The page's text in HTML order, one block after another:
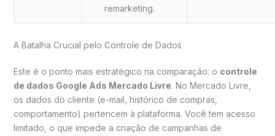
remarketing.
A Batalha Crucial pelo Controle de Dados
Este é o ponto mais estratégico na comparação: o controle
de dados Google Ads Mercado Livre. No Mercado Livre,
os dados do cliente (e-mail, histórico de compras,
comportamento) pertencem à plataforma. Você tem acesso
limitado, o que impede a criação de campanhas de